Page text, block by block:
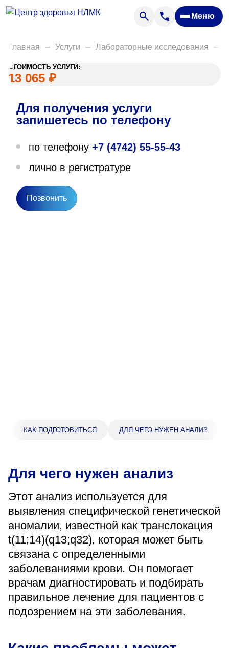
Меню
Анализы
Акции
Пациентам
Вакансии
О нас
Направления деятельности
399000, г. Липецк, Плехановское лесничество,
Ленинский лесхоз, квартал 67
Понедельник — четверг
08:00–16:45
перерыв 12:00–12:30
Пятница
08:00–15:45
перерыв 12:00–12:30
Администратор
+7 (4742) 72-73-31
Главная Услуги Лабораторные исследования
КАК ПОДГОТОВИТЬСЯ ДЛЯ ЧЕГО НУЖЕН АНАЛИЗ
Для чего нужен анализ
Этот анализ используется для
выявления специфической генетической
аномалии, известной как транслокация
t(11;14)(q13;q32), которая может быть
связана с определенными
заболеваниями крови. Он помогает
врачам диагностировать и подбирать
правильное лечение для пациентов с
подозрением на эти заболевания.
СТОИМОСТЬ УСЛУГИ:
13 065 ₽
Для получения услуги
запишетесь по телефону
по телефону +7 (4742) 55-55-43
лично в регистратуре
Позвонить